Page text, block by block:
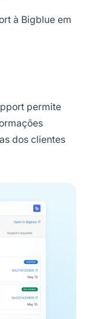
à Bigblue em
permite
dos clientes